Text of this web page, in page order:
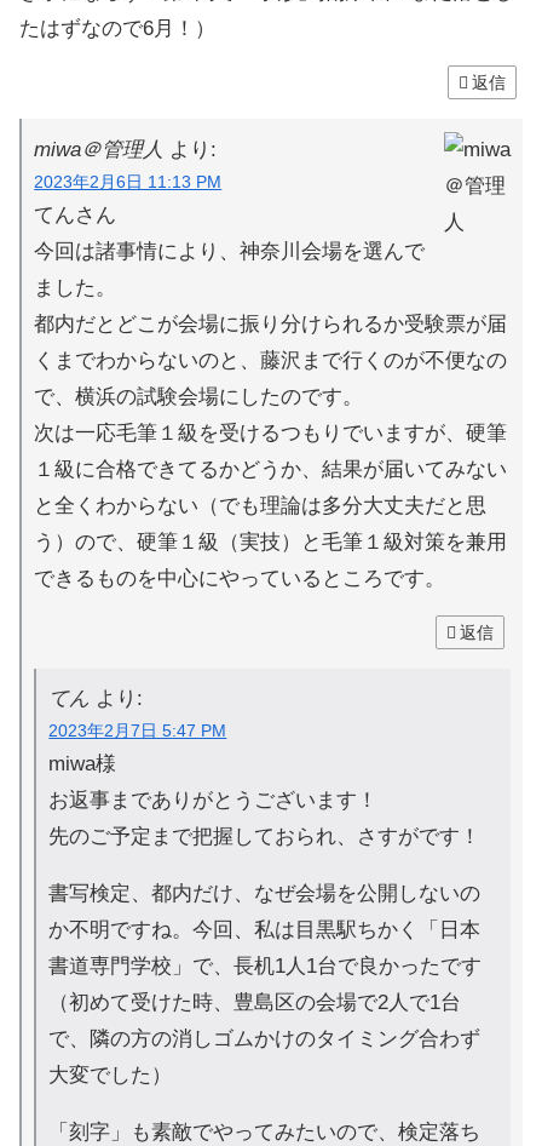
たはずなので6月！）
返信
miwa＠管理人 より:
2023年2月6日 11:13 PM
てんさん
今回は諸事情により、神奈川会場を選んで
ました。
都内だとどこが会場に振り分けられるか受験票が届
くまでわからないのと、藤沢まで行くのが不便なの
で、横浜の試験会場にしたのです。
次は一応毛筆１級を受けるつもりでいますが、硬筆
１級に合格できてるかどうか、結果が届いてみない
と全くわからない（でも理論は多分大丈夫だと思
う）ので、硬筆１級（実技）と毛筆１級対策を兼用
できるものを中心にやっているところです。
返信
てん より:
2023年2月7日 5:47 PM
miwa様
お返事までありがとうございます！
先のご予定まで把握しておられ、さすがです！
書写検定、都内だけ、なぜ会場を公開しないの
か不明ですね。今回、私は目黒駅ちかく「日本
書道専門学校」で、長机1人1台で良かったです
（初めて受けた時、豊島区の会場で2人で1台
で、隣の方の消しゴムかけのタイミング合わず
大変でした）
「刻字」も素敵でやってみたいので、検定落ち